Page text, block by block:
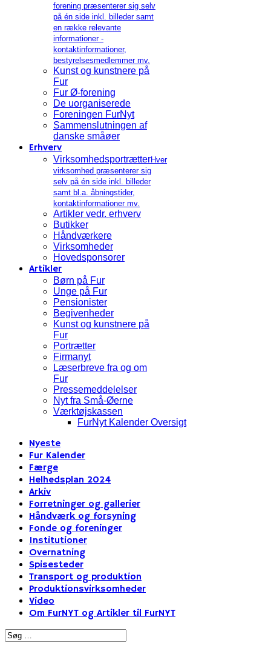
forening præsenterer sig selv
på én side inkl. billeder samt
en række relevante
informationer -
kontaktinformationer,
bestyrelsesmedlemmer mv.
Kunst og kunstnere på
Fur
Fur Ø-forening
De uorganiserede
Foreningen FurNyt
Sammenslutningen af
danske småøer
Erhverv
VirksomhedsportrætterHver
virksomhed præsenterer sig
selv på én side inkl. billeder
samt bl.a. åbningstider,
kontaktinformationer mv.
Artikler vedr. erhverv
Butikker
Håndværkere
Virksomheder
Hovedsponsorer
Artikler
Børn på Fur
Unge på Fur
Pensionister
Begivenheder
Kunst og kunstnere på
Fur
Portrætter
Firmanyt
Læserbreve fra og om
Fur
Pressemeddelelser
Nyt fra Små-Øerne
Værktøjskassen
FurNyt Kalender Oversigt
Nyeste
Fur Kalender
Færge
Helhedsplan 2024
Arkiv
Forretninger og gallerier
Håndværk og forsyning
Fonde og foreninger
Institutioner
Overnatning
Spisesteder
Transport og produktion
Produktionsvirksomheder
Video
Om FurNYT og Artikler til FurNYT